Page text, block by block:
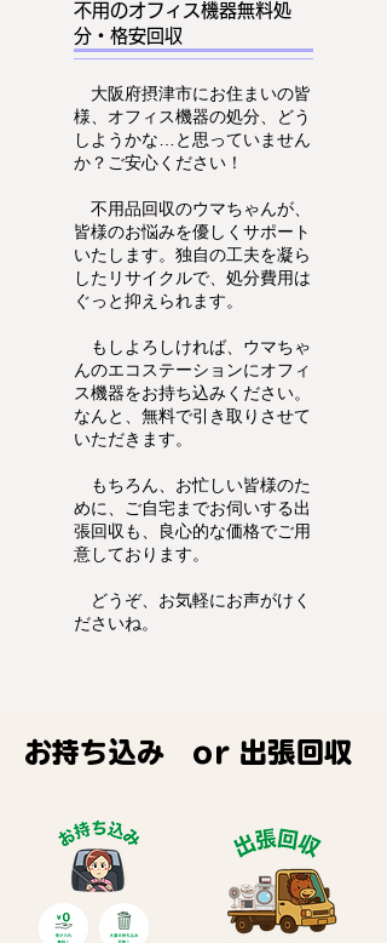
不用のオフィス機器無料処
分・格安回収
大阪府摂津市にお住まいの皆
様、オフィス機器の処分、どう
しようかな…と思っていません
か？ご安心ください！
不用品回収のウマちゃんが、
皆様のお悩みを優しくサポート
いたします。独自の工夫を凝ら
したリサイクルで、処分費用は
ぐっと抑えられます。
もしよろしければ、ウマちゃ
んのエコステーションにオフィ
ス機器をお持ち込みください。
なんと、無料で引き取りさせて
いただきます。
もちろん、お忙しい皆様のた
めに、ご自宅までお伺いする出
張回収も、良心的な価格でご用
意しております。
どうぞ、お気軽にお声がけく
ださいね。
​お持ち込み or 出張回収